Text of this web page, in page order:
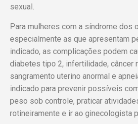
sexual.
Para mulheres com a síndrome dos
especialmente as que apresentam
indicado, as complicações podem
diabetes tipo 2, infertilidade, câncer
sangramento uterino anormal e
indicado para prevenir possíveis
peso sob controle, praticar
rotineiramente e ir ao ginecologista